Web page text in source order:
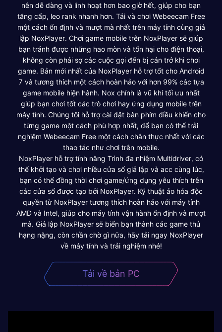
nên dễ dàng và linh hoạt hơn bao giờ hết, giúp cho bạn
tăng cấp, leo rank nhanh hơn. Tải và chơi Webeecam Free
một cách ổn định và mượt mà nhất trên máy tính cùng giả
lập NoxPlayer. Chơi game mobile trên NoxPlayer sẽ giúp
bạn tránh được những hao mòn và tổn hại cho điện thoại,
không còn phải sợ các cuộc gọi đến bị cản trở khi chơi
game. Bản mới nhất của NoxPlayer hỗ trợ tốt cho Android
7 và tương thích một cách hoàn hảo với hơn 99% các tựa
game mobile hiện hành. Nox chính là vũ khí tối ưu nhất
giúp bạn chơi tốt các trò chơi hay ứng dụng mobile trên
máy tính. Chúng tôi hỗ trợ cài đặt bàn phím điều khiển cho
từng game một cách phù hợp nhất, để bạn có thể trải
nghiệm Webeecam Free một cách chân thực nhất với các
thao tác như chơi trên mobile.
NoxPlayer hỗ trợ tính năng Trình đa nhiệm Multidriver, có
thể khởi tạo và chơi nhiều cửa sổ giả lập và acc cùng lúc,
bạn có thể đồng thời chơi game/ứng dụng yêu thích trên
các cửa sổ được tạo bởi NoxPlayer. Kỹ thuật ảo hóa độc
quyền từ NoxPlayer tương thích hoàn hảo với máy tính
AMD và Intel, giúp cho máy tính vận hành ổn định và mượt
mà. Giả lập NoxPlayer sẽ biến bạn thành các game thủ
hạng nặng, còn chần chờ gì nữa, hãy tải ngay NoxPlayer
về máy tính và trải nghiệm nhé!
Tải về bản PC